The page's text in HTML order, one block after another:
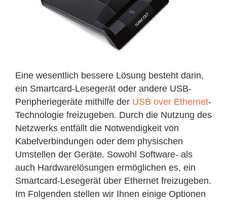
Eine wesentlich bessere Lösung besteht darin,
ein Smartcard-Lesegerät oder andere USB-
Peripheriegeräte mithilfe der USB over Ethernet-
Technologie freizugeben. Durch die Nutzung des
Netzwerks entfällt die Notwendigkeit von
Kabelverbindungen oder dem physischen
Umstellen der Geräte. Sowohl Software- als
auch Hardwarelösungen ermöglichen es, ein
Smartcard-Lesegerät über Ethernet freizugeben.
Im Folgenden stellen wir Ihnen einige Optionen